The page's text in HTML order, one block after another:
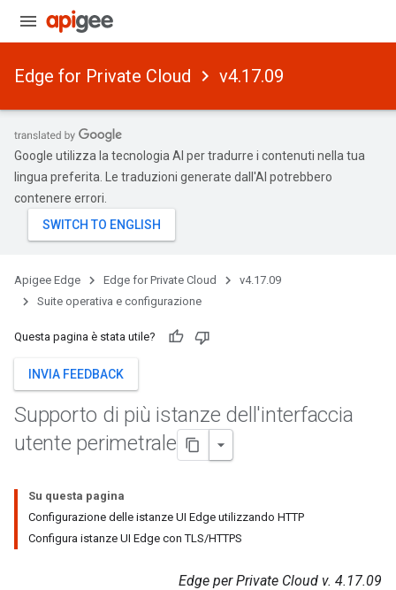
Edge for Private Cloud v4.17.09
Google utilizza la tecnologia AI per tradurre i contenuti nella tua
lingua preferita. Le traduzioni generate dall'AI potrebbero
contenere errori.
Apigee Edge Edge for Private Cloud
v4.17.09
Suite operativa e configurazione
Questa pagina è stata utile?
INVIA FEEDBACK
Supporto di più istanze dell'interfaccia
utente perimetrale
Su questa pagina
Configurazione delle istanze UI Edge utilizzando HTTP
Configura istanze UI Edge con TLS/HTTPS
Edge per Private Cloud v. 4.17.09